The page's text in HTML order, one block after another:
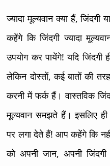
ज्यादा मूल्यवान क्या हैं,
कहेंगे कि जिंदगी ज्यादा
उपयोग कर पायेंगे! यदि जिंदगी
लेकिन दोस्तों, कई बातों की
करनी में फर्क हैं। वास्तविक
मूल्यवान समझते हैं। इसलिए
पर लगा देते हैं! आप कहेंगे कि
को अपनी जान, अपनी जिंदगी